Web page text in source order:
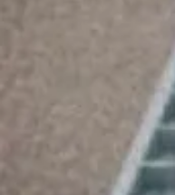
Schrijf je